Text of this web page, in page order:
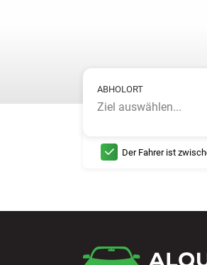
ABHOLORT
Ziel auswählen...
Der Fahrer ist